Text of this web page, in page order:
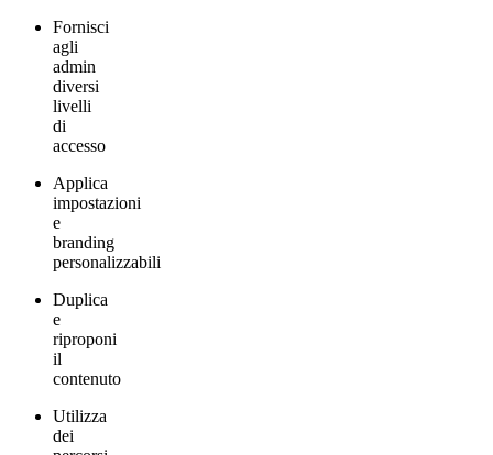
Fornisci
agli
admin
diversi
livelli
di
accesso
Applica
impostazioni
e
branding
personalizzabili
Duplica
e
riproponi
il
contenuto
Utilizza
dei